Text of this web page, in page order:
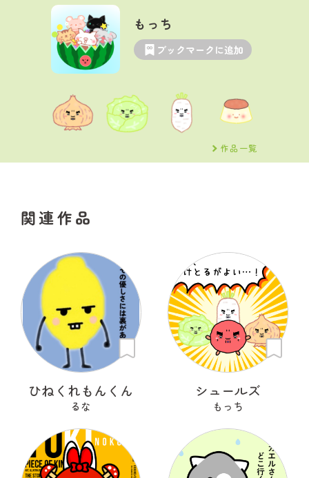
もっち
ブックマークに追加
作品一覧
関連作品
ひねくれもんくん
るな
シュールズ
もっち